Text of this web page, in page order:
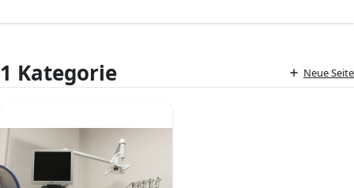
1 Kategorie Neue Seite